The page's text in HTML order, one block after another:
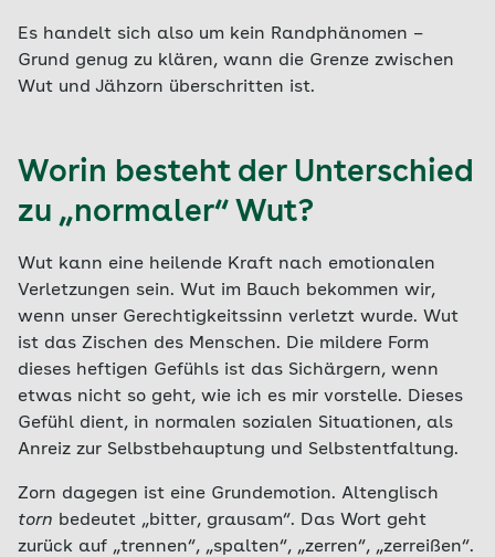
Es handelt sich also um kein Randphänomen –
Grund genug zu klären, wann die Grenze zwischen
Wut und Jähzorn überschritten ist.
Worin besteht der Unterschied
zu „normaler“ Wut?
Wut kann eine heilende Kraft nach emotionalen
Verletzungen sein. Wut im Bauch bekommen wir,
wenn unser Gerechtigkeitssinn verletzt wurde. Wut
ist das Zischen des Menschen. Die mildere Form
dieses heftigen Gefühls ist das Sichärgern, wenn
etwas nicht so geht, wie ich es mir vorstelle. Dieses
Gefühl dient, in normalen sozialen Situationen, als
Anreiz zur Selbstbehauptung und Selbstentfaltung.
Zorn dagegen ist eine Grundemotion. Altenglisch
torn bedeutet „bitter, grausam“. Das Wort geht
zurück auf „trennen“, „spalten“, „zerren“, „zerreißen“.